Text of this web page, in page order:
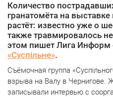
Количество
гранатомёта на
растёт: известно уже о
также травмировалось
этом пишет Лига Информ
«Суспільне».
Съёмочная группа
взрыва на Валу в Чернигове.
записывали интервью с